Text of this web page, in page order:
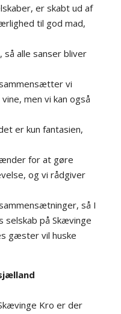
er skabt ud af
til god mad,
alle sanser bliver
vi
men vi kan også
er kun fantasien,
for at gøre
og vi rådgiver
så I
selskab på Skævinge
gæster vil huske
Kro er der